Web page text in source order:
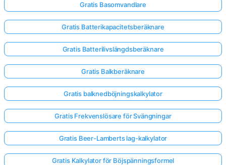
Gratis Basomvandlare
Gratis Batterikapacitetsberäknare
Gratis Batterilivslängdsberäknare
Gratis Balkberäknare
Gratis balknedböjningskalkylator
Gratis Frekvenslösare för Svängningar
Gratis Beer-Lamberts lag-kalkylator
Gratis Kalkylator för Böjspänningsformel